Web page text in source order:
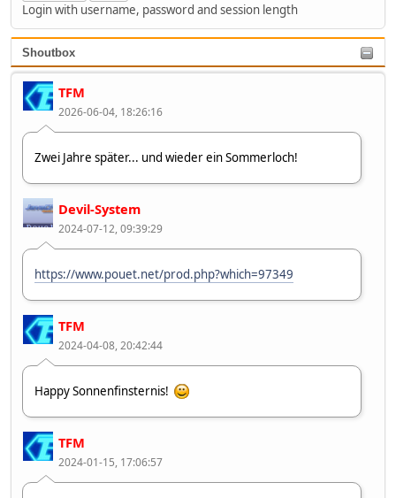
Login with username, password and session length
Shoutbox
TFM
2026-06-04, 18:26:16
Zwei Jahre später... und wieder ein Sommerloch!
Devil-System
2024-07-12, 09:39:29
https://www.pouet.net/prod.php?which=97349
TFM
2024-04-08, 20:42:44
Happy Sonnenfinsternis!
TFM
2024-01-15, 17:06:57